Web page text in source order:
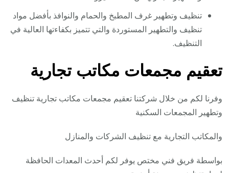
تنظيف وتطهير غرف المطبخ والحمام والنوافذ بأفضل مواد
تنظيف والتطهير المستوردة والتي تتميز بكفاءتها العالية في
التنظيف.
تعقيم مجمعات مكاتب تجارية
وفرنا لكم من خلال شركتنا تعقيم مجمعات مكاتب تجارية تنظيف
وتطهير المجمعات السكنية
والمكاتب التجارية مع تنظيف الشركات والمنازل
بواسطة فريق فني مختص يوفر لكم أحدث المعدات الحافظة